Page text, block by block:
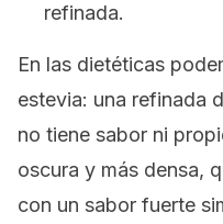
refinada.
En las dietéticas
estevia: una refinada
no tiene sabor ni
oscura y más densa,
con un sabor fuerte